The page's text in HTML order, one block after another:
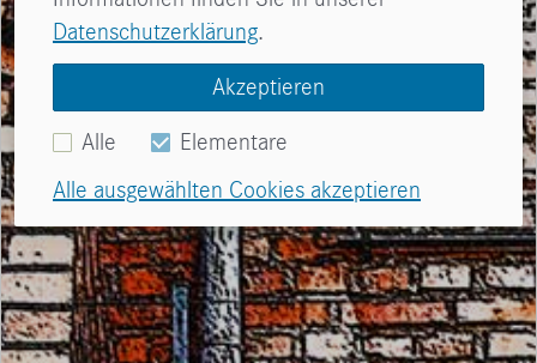
Datenschutzerklärung.
Akzeptieren
Alle
Elementare
Alle ausgewählten Cookies akzeptieren